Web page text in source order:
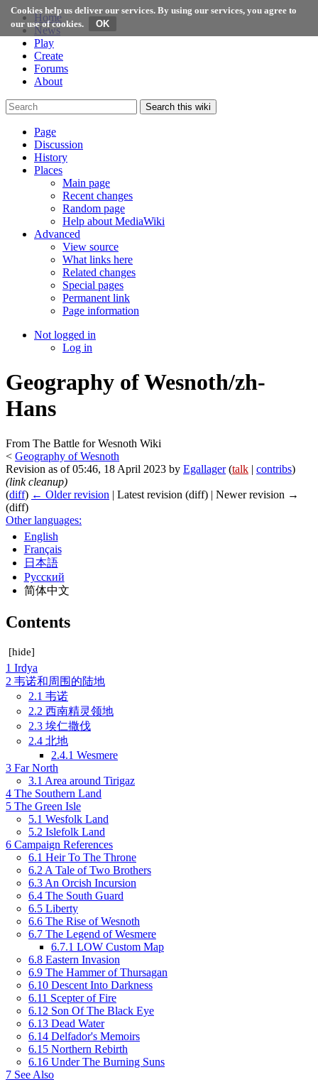
Cookies help us deliver our services. By using our services, you agree to
our use of cookies.
Home
News
Play
Create
Forums
About
Search this wiki
Page
Discussion
History
Places
Main page
Recent changes
Random page
Help about MediaWiki
Advanced
View source
What links here
Related changes
Special pages
Permanent link
Page information
Not logged in
Log in
Geography of Wesnoth/zh-
Hans
From The Battle for Wesnoth Wiki
< Geography of Wesnoth
Revision as of 05:46, 18 April 2023 by Egallager (talk | contribs)
(link cleanup)
(diff) ← Older revision | Latest revision (diff) | Newer revision →
(diff)
Other languages:
English
Français
日本語
Русский
简体中文
Contents
[hide]
1 Irdya
2 韦诺和周围的陆地
2.1 韦诺
2.2 西南精灵领地
2.3 埃仁撒伐
2.4 北地
2.4.1 Wesmere
3 Far North
3.1 Area around Tirigaz
4 The Southern Land
5 The Green Isle
5.1 Wesfolk Land
5.2 Islefolk Land
6 Campaign References
6.1 Heir To The Throne
6.2 A Tale of Two Brothers
6.3 An Orcish Incursion
6.4 The South Guard
6.5 Liberty
6.6 The Rise of Wesnoth
6.7 The Legend of Wesmere
6.7.1 LOW Custom Map
6.8 Eastern Invasion
6.9 The Hammer of Thursagan
6.10 Descent Into Darkness
6.11 Scepter of Fire
6.12 Son Of The Black Eye
6.13 Dead Water
6.14 Delfador's Memoirs
6.15 Northern Rebirth
6.16 Under The Burning Suns
7 See Also